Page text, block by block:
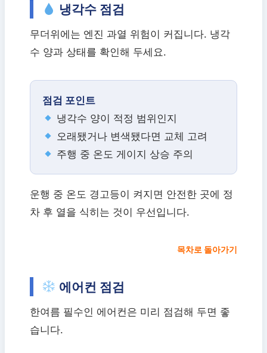
냉각수 점검
무더위에는 엔진 과열 위험이 커집니다. 냉각
수 양과 상태를 확인해 두세요.
점검 포인트
냉각수 양이 적정 범위인지
오래됐거나 변색됐다면 교체 고려
주행 중 온도 게이지 상승 주의
운행 중 온도 경고등이 켜지면 안전한 곳에 정
차 후 열을 식히는 것이 우선입니다.
목차로 돌아가기
에어컨 점검
한여름 필수인 에어컨은 미리 점검해 두면 좋
습니다.